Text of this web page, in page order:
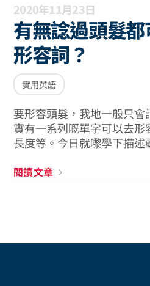
2020年11月23日
有無諗過頭髮
形容詞？
實用英語
要形容頭髮，我地一般只
實有一系列嘅單字可以去形
長度等。今日就嚟學下描述
閱讀文章